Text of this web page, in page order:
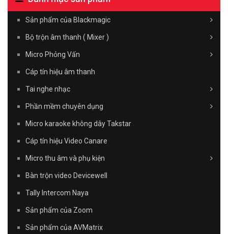
Sản phẩm của Blackmagic
Bộ trộn âm thanh ( Mixer )
Micro Phỏng Vấn
Cáp tín hiệu âm thanh
Tai nghe nhạc
Phần mềm chuyên dụng
Micro karaoke không dây Takstar
Cáp tín hiệu Video Canare
Micro thu âm và phụ kiện
Bàn trộn video Devicewell
Tally Intercom Naya
Sản phẩm của Zoom
Sản phẩm của AVMatrix